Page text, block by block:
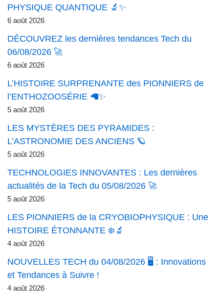
PHYSIQUE QUANTIQUE 🔬✨
6 août 2026
DÉCOUVREZ les dernières tendances Tech du
06/08/2026 🚀
6 août 2026
L’HISTOIRE SURPRENANTE des PIONNIERS de
l’ENTHOZOOSÉRIE 🦙✨
5 août 2026
LES MYSTÈRES DES PYRAMIDES :
L’ASTRONOMIE DES ANCIENS 🪐
5 août 2026
TECHNOLOGIES INNOVANTES : Les dernières
actualités de la Tech du 05/08/2026 🚀
5 août 2026
LES PIONNIERS de la CRYOBIOPHYSIQUE : Une
HISTOIRE ÉTONNANTE ❄️🔬
4 août 2026
NOUVELLES TECH du 04/08/2026 🖥️ : Innovations
et Tendances à Suivre !
4 août 2026